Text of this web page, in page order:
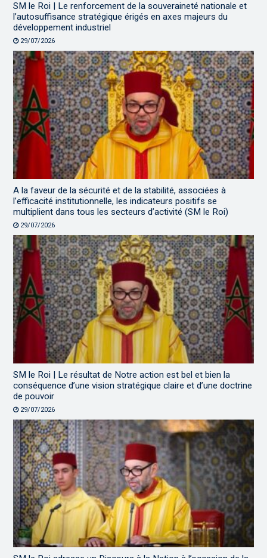
SM le Roi | Le renforcement de la souveraineté nationale et
l’autosuffisance stratégique érigés en axes majeurs du
développement industriel
29/07/2026
A la faveur de la sécurité et de la stabilité, associées à
l’efficacité institutionnelle, les indicateurs positifs se
multiplient dans tous les secteurs d’activité (SM le Roi)
29/07/2026
SM le Roi | Le résultat de Notre action est bel et bien la
conséquence d’une vision stratégique claire et d’une doctrine
de pouvoir
29/07/2026